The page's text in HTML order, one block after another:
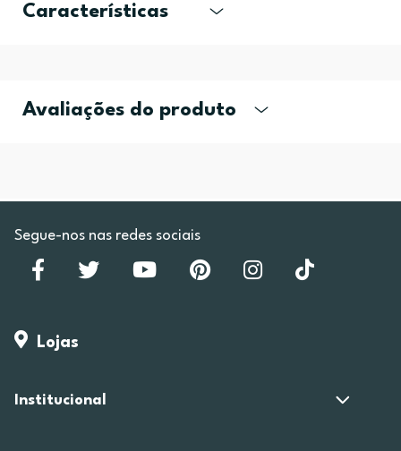
Características
Avaliações do produto
Segue-nos nas redes sociais
Lojas
Institucional